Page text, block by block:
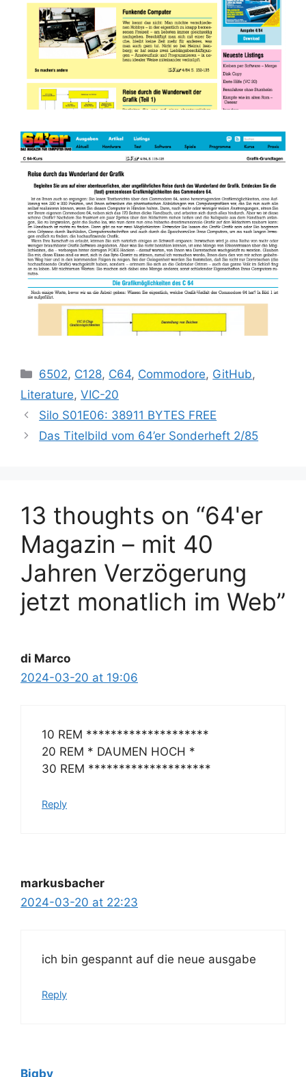
Categories
6502, C128, C64, Commodore, GitHub,
Literature, VIC-20
Silo S01E06: 38911 BYTES FREE
Das Titelbild vom 64’er Sonderheft 2/85
13 thoughts on “64'er
Magazin – mit 40
Jahren Verzögerung
jetzt monatlich im Web”
di Marco
2024-03-20 at 19:06
10 REM ********************
20 REM * DAUMEN HOCH *
30 REM ********************
Reply
markusbacher
2024-03-20 at 22:23
ich bin gespannt auf die neue ausgabe
Reply
Bigby